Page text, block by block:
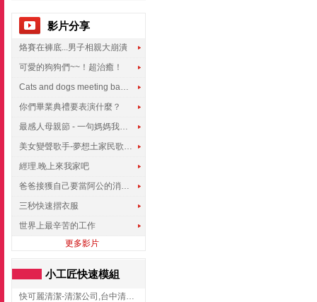
影片分享
烙賽在褲底...男子相親大崩潰
可愛的狗狗們~~！超治癒！
Cats and dogs meeting babies for the first time
你們畢業典禮要表演什麼？
最感人母親節 - 一句媽媽我愛你
美女變聲歌手-夢想土家民歌傳遍世界
經理.晚上來我家吧
爸爸接獲自己要當阿公的消息，反應史上最可愛!!!
三秒快速摺衣服
世界上最辛苦的工作
更多影片
小工匠快速模組
快可麗清潔-清潔公司,台中清潔公司,台中居家清潔